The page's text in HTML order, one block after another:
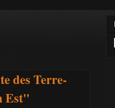
des Terre-
Est"